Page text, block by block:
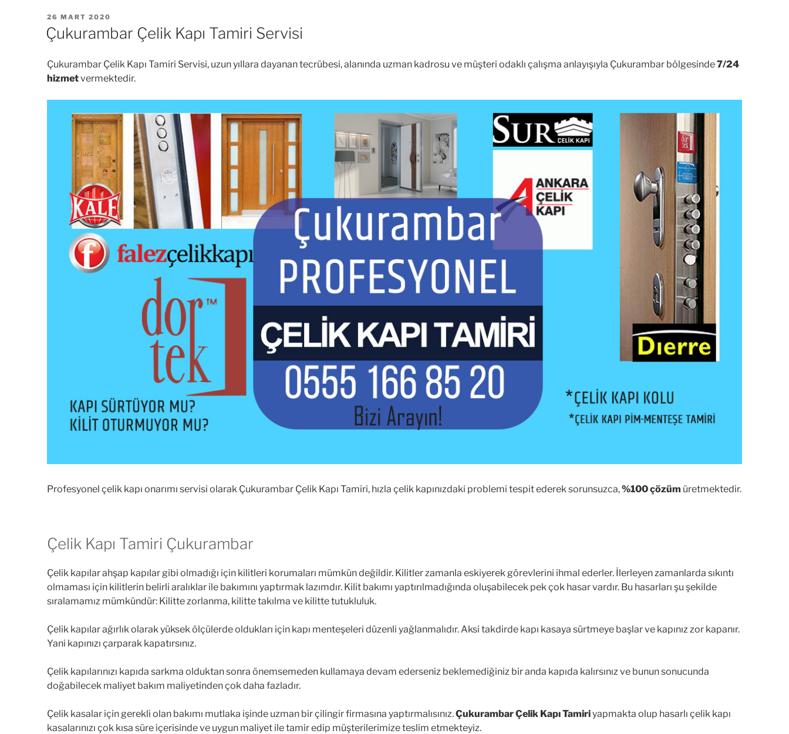
YAYIM
TARIHI
26 MART 2020
Çukurambar Çelik Kapı Tamiri Servisi
Çukurambar Çelik Kapı Tamiri Servisi, uzun yıllara dayanan tecrübesi, alanında uzman kadrosu ve müşteri odaklı çalışma anlayışıyla Çukurambar bölgesinde7/24
hizmetvermektedir.
Profesyonel çelik kapı onarımı servisi olarak Çukurambar Çelik Kapı Tamiri, hızla çelik kapınızdaki problemi tespit ederek sorunsuzca,%100 çözüm üretmektedir.
Çelik Kapı Tamiri Çukurambar
Çelik kapılar ahşap kapılar gibi olmadığı için kilitleri korumaları mümkün değildir. Kilitler zamanla eskiyerek görevlerini ihmal ederler. İlerleyen zamanlarda sıkıntı
olmaması için kilitlerin belirli aralıklar ile bakımını yaptırmak lazımdır. Kilit bakımı yaptırılmadığında oluşabilecek pek çok hasar vardır. Bu hasarları şu şekilde
sıralamamız mümkündür: Kilitte zorlanma, kilitte takılma ve kilitte tutukluluk.
Çelik kapılar ağırlık olarak yüksek ölçülerde oldukları için kapı menteşeleri düzenli yağlanmalıdır. Aksi takdirde kapı kasaya sürtmeye başlar ve kapınız zor kapanır.
Yani kapınızı çarparak kapatırsınız.
Çelik kapılarınızı kapıda sarkma olduktan sonra önemsemeden kullamaya devam ederseniz beklemediğiniz bir anda kapıda kalırsınız ve bunun sonucunda
doğabilecek maliyet bakım maliyetinden çok daha fazladır.
Çelik kasalar için gerekli olan bakımı mutlaka işinde uzman bir çilingir firmasına yaptırmalısınız.Çukurambar Çelik Kapı Tamiriyapmakta olup hasarlı çelik kapı
kasalarınızı çok kısa süre içerisinde ve uygun maliyet ile tamir edip müşterilerimize teslim etmekteyiz.